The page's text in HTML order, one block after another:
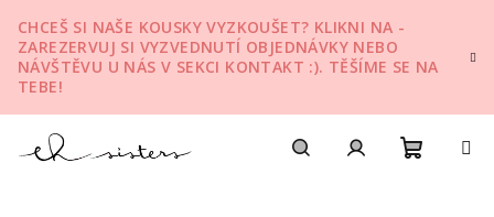
obsah
CHCEŠ SI NAŠE KOUSKY VYZKOUŠET? KLIKNI NA -
ZAREZERVUJ SI VYZVEDNUTÍ OBJEDNÁVKY NEBO
NÁVŠTĚVU U NÁS V SEKCI KONTAKT :). TĚŠÍME SE NA
TEBE!